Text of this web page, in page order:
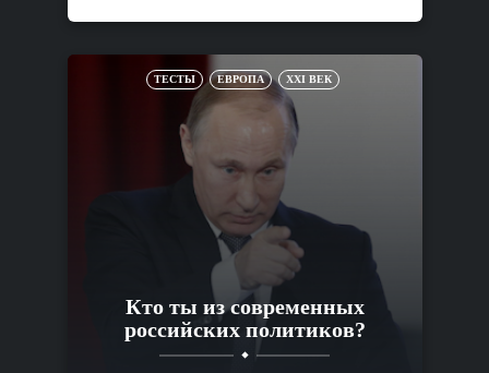
ТЕСТЫ ЕВРОПА XXI ВЕК
Кто ты из современных
российских политиков?